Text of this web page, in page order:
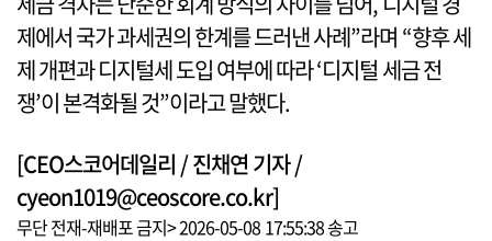
제에서 국가 과세권의 한계를 드러낸 사례”라며 “향후 세
제 개편과 디지털세 도입 여부에 따라 ‘디지털 세금 전
쟁’이 본격화될 것”이라고 말했다.
[CEO스코어데일리 / 진채연 기자 /
cyeon1019@ceoscore.co.kr]
무단 전재-재배포 금지> 2026-05-08 17:55:38 송고